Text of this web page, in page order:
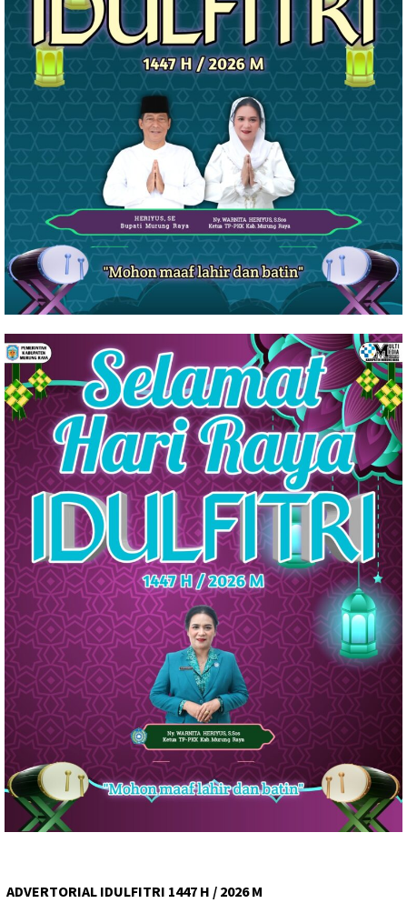
ADVERTORIAL IDULFITRI 1447 H / 2026 M